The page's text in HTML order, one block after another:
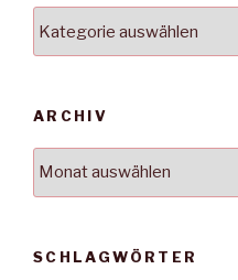
ARCHIV
SCHLAGWÖRTER